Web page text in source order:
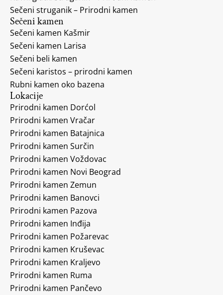
Sečeni struganik – Prirodni kamen
Sečeni kamen
Sečeni kamen Kašmir
Sečeni kamen Larisa
Sečeni beli kamen
Sečeni karistos – prirodni kamen
Rubni kamen oko bazena
Lokacije
Prirodni kamen Dorćol
Prirodni kamen Vračar
Prirodni kamen Batajnica
Prirodni kamen Surčin
Prirodni kamen Voždovac
Prirodni kamen Novi Beograd
Prirodni kamen Zemun
Prirodni kamen Banovci
Prirodni kamen Pazova
Prirodni kamen Inđija
Prirodni kamen Požarevac
Prirodni kamen Kruševac
Prirodni kamen Kraljevo
Prirodni kamen Ruma
Prirodni kamen Pančevo